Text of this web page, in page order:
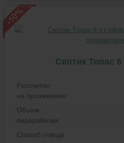
Септик Топас 6
Рассчитан
на проживание:
Объем
переработки:
Способ отвода